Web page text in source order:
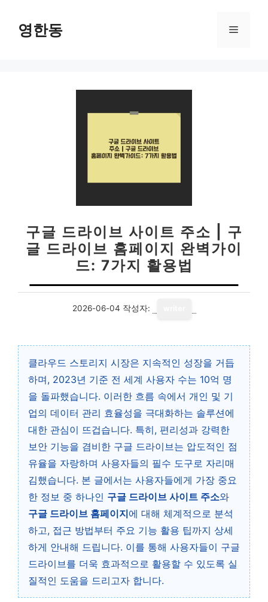
영한동 메
구글 드라이브 사이트 주소 | 구
글 드라이브 홈페이지 완벽가이
드: 7가지 활용법
2026-06-04 작성자:
클라우드 스토리지 시장은 지속적인 성장을 거듭
하며, 2023년 기준 전 세계 사용자 수는 10억 명
을 돌파했습니다. 이러한 흐름 속에서 개인 및 기
업의 데이터 관리 효율성을 극대화하는 솔루션에
대한 관심이 뜨겁습니다. 특히, 편리성과 강력한
보안 기능을 겸비한 구글 드라이브는 압도적인 점
유율을 자랑하며 사용자들의 필수 도구로 자리매
김했습니다. 본 글에서는 사용자들에게 가장 중요
한 정보 중 하나인 구글 드라이브 사이트 주소와
구글 드라이브 홈페이지에 대해 체계적으로 분석
하고, 접근 방법부터 주요 기능 활용 팁까지 상세
하게 안내해 드립니다. 이를 통해 사용자들이 구글
드라이브를 더욱 효과적으로 활용할 수 있도록 실
질적인 도움을 드리고자 합니다.